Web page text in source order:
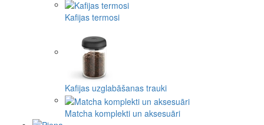
Kafijas termosi
Kafijas uzglabāšanas trauki
Matcha komplekti un aksesuāri